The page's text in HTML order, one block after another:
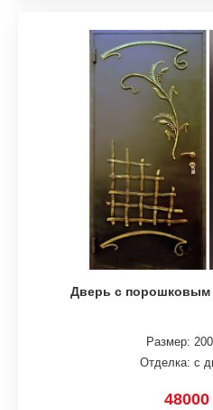
Дверь с порошковым
Размер:
Отделка: с
48000